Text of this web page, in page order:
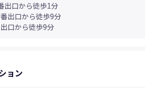
出口から徒歩1分
出口から徒歩9分
口から徒歩9分
ョン